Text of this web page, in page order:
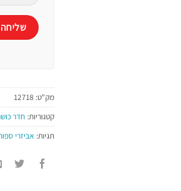
מק"ט: 12718
קטגוריות: חדר
תגיות: אביזרי